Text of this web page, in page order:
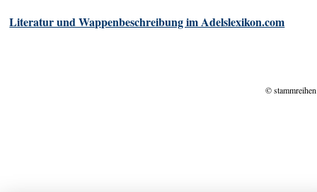
Literatur und Wappenbeschreibung im Adelslexikon.com
©